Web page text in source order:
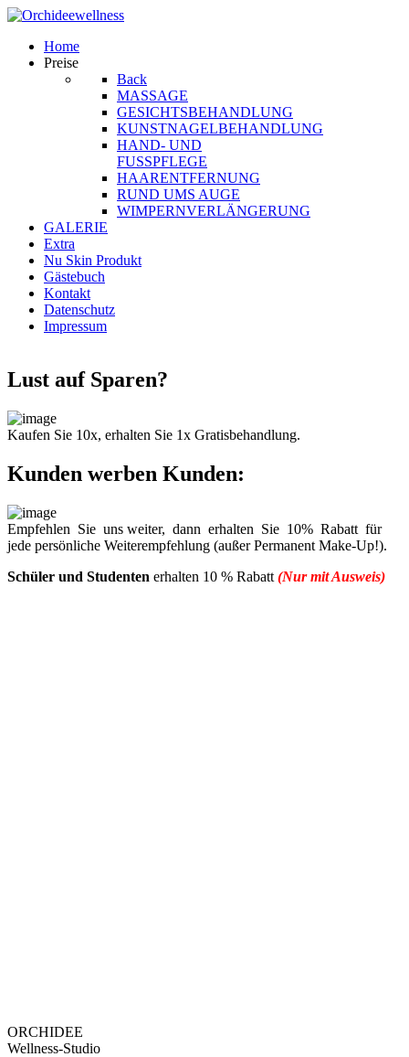
Home
Preise
Back
MASSAGE
GESICHTSBEHANDLUNG
KUNSTNAGELBEHANDLUNG
HAND- UND
FUSSPFLEGE
HAARENTFERNUNG
RUND UMS AUGE
WIMPERNVERLÄNGERUNG
GALERIE
Extra
Nu Skin Produkt
Gästebuch
Kontakt
Datenschutz
Impressum
Lust auf Sparen?
Kaufen Sie 10x, erhalten Sie 1x Gratisbehandlung.
Kunden werben Kunden:
Empfehlen Sie uns weiter, dann erhalten Sie 10% Rabatt für
jede persönliche Weiterempfehlung (außer Permanent Make-Up!).
Schüler und Studenten erhalten 10 % Rabatt (Nur mit Ausweis)
ORCHIDEE
Wellness-Studio